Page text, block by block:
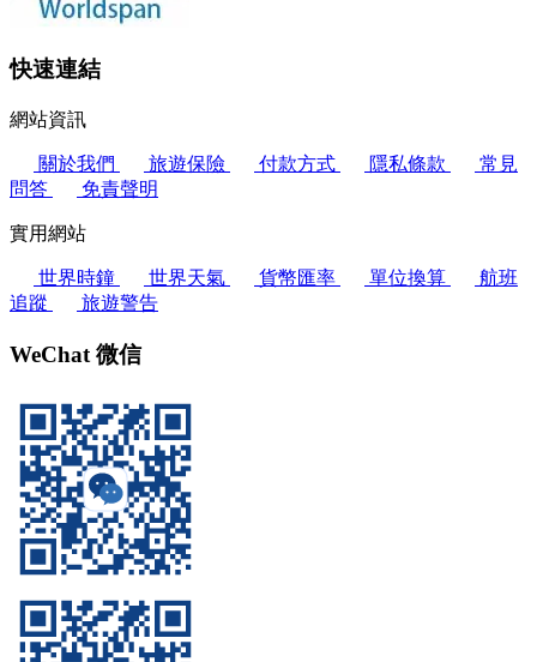
快速連結
網站資訊
關於我們 旅遊保險 付款方式 隱私條款
常見
問答
免責聲明
實用網站
世界時鐘 世界天氣 貨幣匯率 單位換算
航班
追蹤
旅遊警告
WeChat 微信